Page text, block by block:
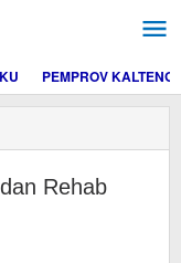
PEMPROV KALTENG
Rehab